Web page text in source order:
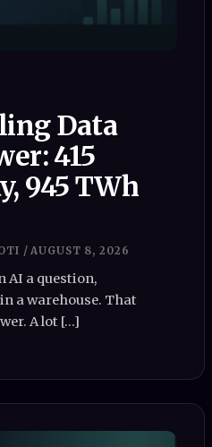
Data
415
945 TWh
/ AUGUST 8, 2026
AI a question,
a warehouse. That
A lot […]